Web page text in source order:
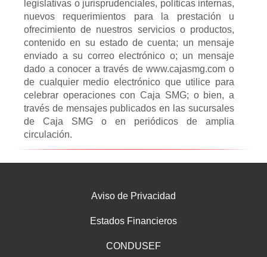
legislativas o jurisprudenciales, políticas internas,
nuevos requerimientos para la prestación u
ofrecimiento de nuestros servicios o productos,
contenido en su estado de cuenta; un mensaje
enviado a su correo electrónico o; un mensaje
dado a conocer a través de www.cajasmg.com o
de cualquier medio electrónico que utilice para
celebrar operaciones con Caja SMG; o bien, a
través de mensajes publicados en las sucursales
de Caja SMG o en periódicos de amplia
circulación.
Aviso de Privacidad
Estados Financieros
CONDUSEF